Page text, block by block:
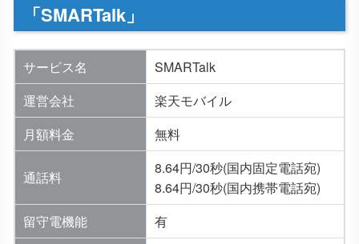
「SMARTalk」
サービス名
SMARTalk
運営会社
楽天モバイル
月額料金
無料
通話料
8.64円/30秒(国内固定電話宛)
8.64円/30秒(国内携帯電話宛)
留守電機能
有